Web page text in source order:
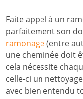
Faite appel à un
parfaitement son
ramonage(entre
une cheminée doit
cela nécessite
celle-ci un
avec bien entendu